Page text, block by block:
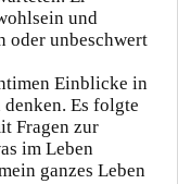
und
oder unbeschwert
Einblicke in
Es folgte
Fragen zur
im Leben
ganzes Leben